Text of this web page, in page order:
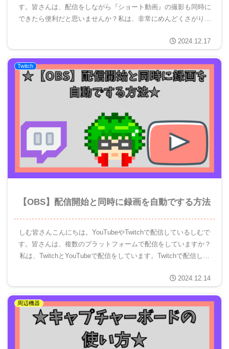
す。皆さんは、配信をしながら『ショート動画』の撮影も同時に
できたら便利だと思いませんか？私は、非常にめんどくさがりな
2024.12.17
Twitch
【OBS】配信開始と同時に録画を自動でする方法
しむ皆さんこんにちは。YouTubeやTwitchで配信しているしむで
す。皆さんは、複数のプラットフォームで配信をしていますか？
私は、TwitchとYouTubeで配信をしています。Twitchで配信した
2024.12.14
周辺機器